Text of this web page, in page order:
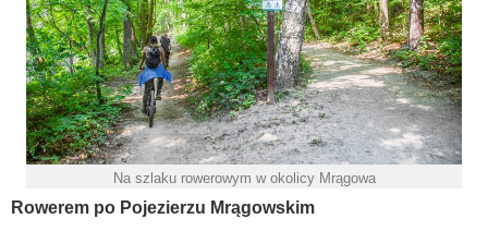
Na szlaku rowerowym w okolicy Mrągowa
Rowerem po Pojezierzu Mrągowskim